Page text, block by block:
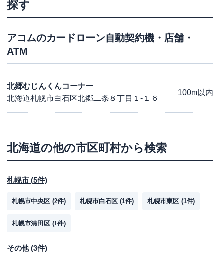
探す
アコムのカードローン自動契約機・店舗・
ATM
北郷むじんくんコーナー
北海道札幌市白石区北郷二条８丁目１-１６
100m以内
北海道の他の市区町村から検索
札幌市 (5件)
札幌市中央区 (2件) 札幌市白石区 (1件) 札幌市東区 (1件)
札幌市清田区 (1件)
その他(3件)